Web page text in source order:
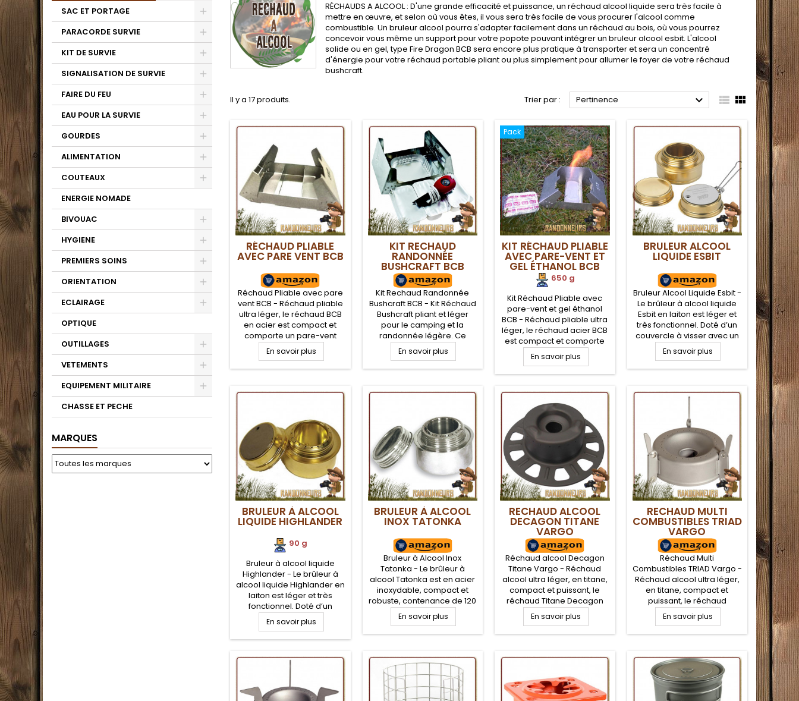
SAC ET PORTAGE
PARACORDE SURVIE
KIT DE SURVIE
SIGNALISATION DE SURVIE
FAIRE DU FEU
EAU POUR LA SURVIE
GOURDES
ALIMENTATION
COUTEAUX
ENERGIE NOMADE
BIVOUAC
HYGIENE
PREMIERS SOINS
ORIENTATION
ECLAIRAGE
OPTIQUE
OUTILLAGES
VETEMENTS
EQUIPEMENT MILITAIRE
CHASSE ET PECHE
MARQUES
RÉCHAUDS A ALCOOL : D'une grande efficacité et puissance, un réchaud alcool liquide sera très facile à
mettre en œuvre, et selon où vous êtes, il vous sera très facile de vous procurer l'alcool comme
combustible. Un bruleur alcool pourra s'adapter facilement dans un réchaud au bois, où vous pourrez
concevoir vous même un support pour votre popote pouvant intégrer un bruleur alcool esbit. L'alcool
solide ou en gel, type Fire Dragon BCB sera encore plus pratique à transporter et sera un concentré
d'énergie pour votre réchaud portable pliant ou plus simplement pour allumer le foyer de votre réchaud
bushcraft.
Il y a 17 produits. Trier par : Pertinence   
RÉCHAUD PLIABLE
AVEC PARE VENT BCB
Réchaud Pliable avec pare
vent BCB - Réchaud pliable
ultra léger, le réchaud BCB
en acier est compact et
comporte un pare-vent
démontable intégré. Ce
réchaud bushcraft s'utilise
avec de nombreux
gels ou liquide,
FireDragon BCB
En savoir plus
KIT RECHAUD
RANDONNÉE
BUSHCRAFT BCB
Kit Rechaud Randonnée
Bushcraft BCB - Kit Réchaud
Bushcraft pliant et léger
pour le camping et la
randonnée légère. Ce
réchaud Bushcraft ne
prends pas de place et
bénéficie de la puissance
calorifique du gel éthanol
rapide en cuisson.
En savoir plus
Pack
KIT RÉCHAUD PLIABLE
AVEC PARE-VENT ET
GEL ÉTHANOL BCB
650 g
Kit Réchaud Pliable avec
pare-vent et gel éthanol
BCB - Réchaud pliable ultra
léger, le réchaud acier BCB
est compact et comporte
un pare-vent démontable
intégré. Ce réchaud
bushcraft est livré avec trois
de gel éthanol solide
FireDragon BCB pour la
cuisson écologique de vos
repas bushcraft
En savoir plus
BRULEUR ALCOOL
LIQUIDE ESBIT
Bruleur Alcool Liquide Esbit -
Le brûleur à alcool liquide
Esbit en laiton est léger et
très fonctionnel. Doté d’un
couvercle à visser avec un
joint en caoutchouc et d’un
régulateur de flamme, il est
parfaitement adapté à la
bushcraft. Consommable
alcool liquide ou Méthanol
En savoir plus
BRULEUR À ALCOOL
LIQUIDE HIGHLANDER
90 g
Bruleur à alcool liquide
Highlander - Le brûleur à
alcool liquide Highlander en
laiton est léger et très
fonctionnel. Doté d’un
couvercle à visser avec un
joint en caoutchouc et d’un
régulateur de flamme, il est
randonnée légère et
bushcraft. Consommable
En savoir plus
BRULEUR À ALCOOL
INOX TATONKA
Bruleur à Alcool Inox
Tatonka - Le brûleur à
alcool Tatonka est en acier
inoxydable, compact et
robuste, contenance de 120
ml permettant une
autonomie de près de 40
minutes. Le couvercle du
Tatonka possède un joint
permettant d'étanchéifier le
bruleur pendant son
transport.
En savoir plus
RECHAUD ALCOOL
DECAGON TITANE
VARGO
Réchaud alcool Decagon
Titane Vargo - Réchaud
alcool ultra léger, en titane,
compact et puissant, le
réchaud Titane Decagon
Vargo ne pèse que 34 g et
permet de chauffer 50 cl
d'eau en moins de 5
combustible alcool liquide,
pour la randonnée ultra
légère minimaliste
En savoir plus
RECHAUD MULTI
COMBUSTIBLES TRIAD
VARGO
Réchaud Multi
Combustibles TRIAD Vargo -
Réchaud alcool ultra léger,
en titane, compact et
puissant, le réchaud
Titanium Triad Vargo ne
pèse que 30 g. Réchaud
multi combustibles (alcool
réchaud Titanium Triad
Vargo est idéal pour la
randonnée bivouac ultra
léger
En savoir plus